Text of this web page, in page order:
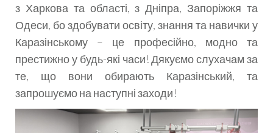
з Харкова та області, з Дніпра, Запоріжжя та
Одеси, бо здобувати освіту, знання та навички у
Каразінському – це професійно, модно та
престижно у будь-які часи! Дякуємо слухачам за
те, що вони обирають Каразінський, та
запрошуємо на наступні заходи!